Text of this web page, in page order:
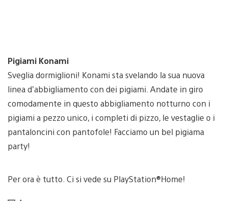
Pigiami Konami
Sveglia dormiglioni! Konami sta svelando la sua nuova
linea d’abbigliamento con dei pigiami. Andate in giro
comodamente in questo abbigliamento notturno con i
pigiami a pezzo unico, i completi di pizzo, le vestaglie o i
pantaloncini con pantofole! Facciamo un bel pigiama
party!
Per ora è tutto. Ci si vede su PlayStation®Home!